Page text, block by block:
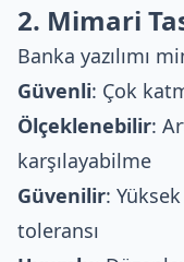
2. Mimari
Banka yazılımı
Güvenli: Çok
Ölçeklenebilir:
karşılayabilme
Güvenilir:
toleransı